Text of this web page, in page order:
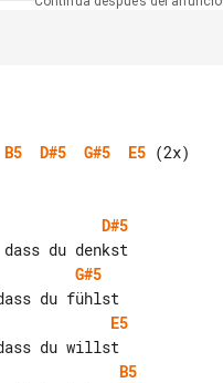
B5 D#5 G#5 E5 (2x)
D#5
G#5
E5
B5